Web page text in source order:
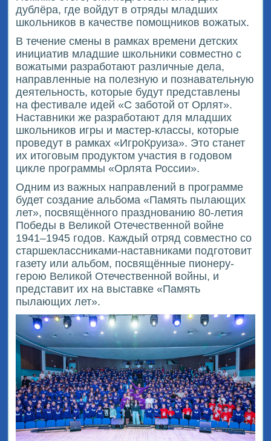
дублёра, где войдут в отряды младших
школьников в качестве помощников вожатых.
В течение смены в рамках времени детских
инициатив младшие школьники совместно с
вожатыми разработают различные дела,
направленные на полезную и познавательную
деятельность, которые будут представлены
на фестивале идей «С заботой от Орлят».
Наставники же разработают для младших
школьников игры и мастер-классы, которые
проведут в рамках «ИгроКруиза». Это станет
их итоговым продуктом участия в годовом
цикле программы «Орлята России».
Одним из важных направлений в программе
будет создание альбома «Память пылающих
лет», посвящённого празднованию 80-летия
Победы в Великой Отечественной войне
1941–1945 годов. Каждый отряд совместно со
старшеклассниками-наставниками подготовит
газету или альбом, посвящённые пионеру-
герою Великой Отечественной войны, и
представит их на выставке «Память
пылающих лет».